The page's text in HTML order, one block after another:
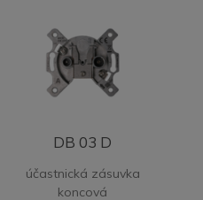
DB 03 D
účastnická zásuvka
koncová